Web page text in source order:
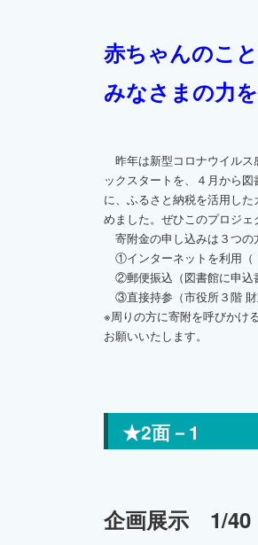
赤ちゃんのこ
みなさまの力
昨年は新型コロナウイルス
ックスタートを、４月から
に、ふるさと納税を活用し
めました。ぜひこのプロジェ
寄附金の申し込みは３つの
①インターネットを利用（
②郵便振込（図書館に申込
③直接持参（市役所３階 財
※周りの方に寄附を呼びかけ
お願いいたします。
★2面－1
企画展示 1/40